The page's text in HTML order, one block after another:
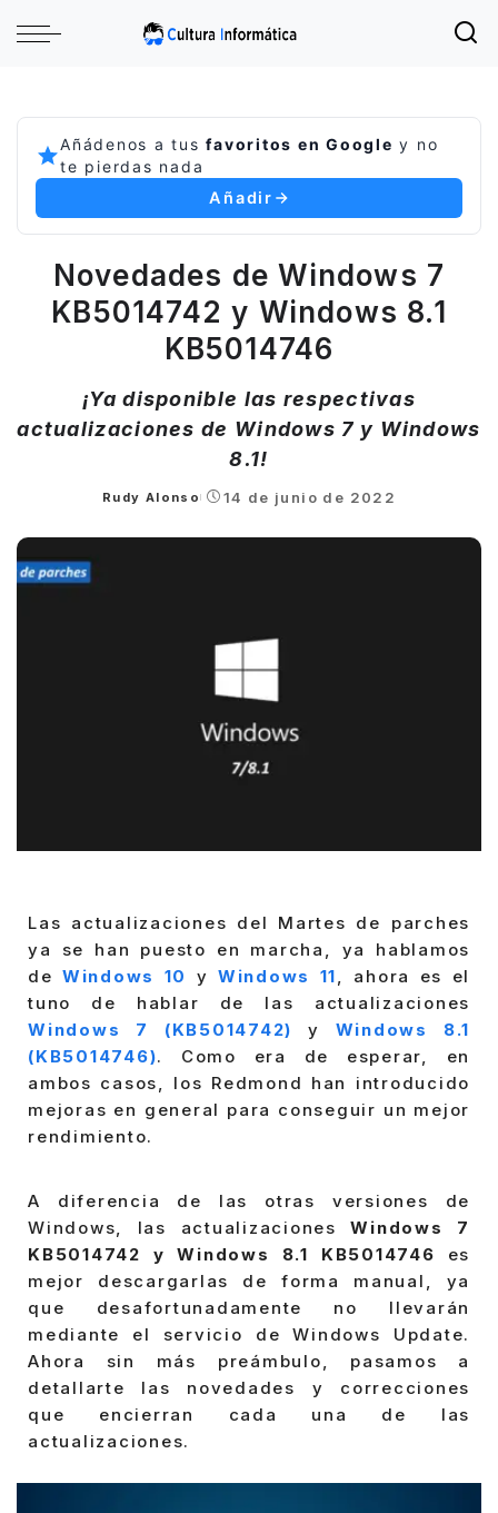
Añádenos a tusfavoritos en Google y no
te pierdas nada
Añadir
Novedades de Windows 7
KB5014742 y Windows 8.1
KB5014746
¡Ya disponible las respectivas
actualizaciones de Windows 7 y Windows
8.1!
Posted
Rudy Alonso 14 de junio de 2022
Las actualizaciones del Martes de parches
ya se han puesto en marcha, ya hablamos
de Windows 10 y Windows 11, ahora es el
tuno de hablar de las actualizaciones
Windows 7 (KB5014742)
y Windows 8.1
(KB5014746). Como era de esperar, en
ambos casos, los Redmond han introducido
mejoras en general para conseguir un mejor
rendimiento.
A diferencia de las otras versiones de
Windows, las actualizacionesWindows 7
KB5014742 y Windows 8.1 KB5014746 es
mejor descargarlas de forma manual, ya
que desafortunadamente no llevarán
mediante el servicio de Windows Update.
Ahora sin más preámbulo, pasamos a
detallarte las novedades y correcciones
que encierran cada una de las
actualizaciones.